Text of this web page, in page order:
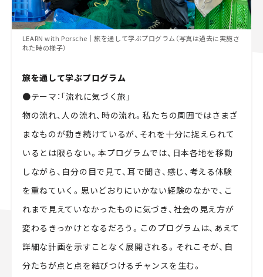
LEARN with Porsche｜旅を通して学ぶプログラム（写真は過去に実施さ
れた時の様子）
旅を通して学ぶプログラム
●テーマ：「流れに気づく旅」
物の流れ、人の流れ、時の流れ。私たちの周囲ではさまざ
まなものが動き続けているが、それを十分に捉えられて
いるとは限らない。本プログラムでは、日本各地を移動
しながら、自分の目で見て、耳で聞き、感じ、考える体験
を重ねていく。思いどおりにいかない経験のなかで、こ
れまで見えていなかったものに気づき、社会の見え方が
変わるきっかけとなるだろう。このプログラムは、あえて
詳細な計画を示すことなく展開される。それこそが、自
分たちが点と点を結びつけるチャンスを生む。